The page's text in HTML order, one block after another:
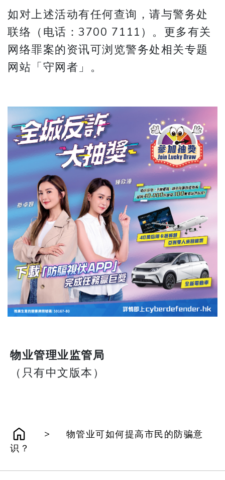
如对上述活动有任何查询，请与警务处
联络（电话：3700 7111）。更多有关
网络罪案的资讯可浏览警务处相关专题
网站「守网者」。
物业管理业监管局
（只有中文版本）
>
物管业可如何提高市民的防骗意
识？